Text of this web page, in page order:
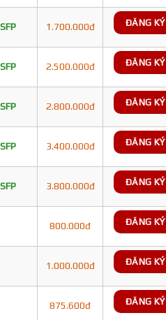
1.700.000đ ĐĂNG KÝ
2.500.000đ ĐĂNG KÝ
2.800.000đ ĐĂNG KÝ
3.400.000đ ĐĂNG KÝ
3.800.000đ ĐĂNG KÝ
800.000đ ĐĂNG KÝ
1.000.000đ ĐĂNG KÝ
875.600đ ĐĂNG KÝ